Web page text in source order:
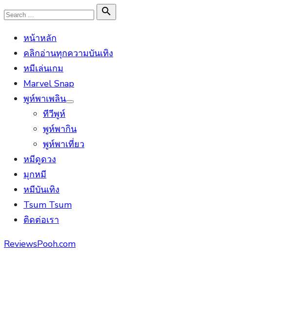
Skip
content
Search

Search
หน้าหลัก
คลิกอ่านทุกความบันเทิง
หมีเล่นเกม
Marvel Snap
พูห์พาเพลิน
Show
ทีวีพูห์
พูห์พากิน
พูห์พาเที่ยว
หมีดูดวง
มุกหมี
หมีบันเทิง
Tsum Tsum
ติดต่อเรา
ReviewsPooh.com